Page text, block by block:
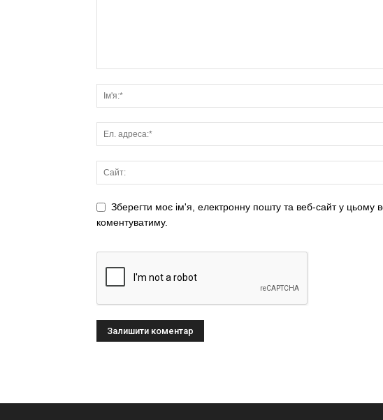
Зберегти моє ім'я, електронну пошту та веб-сайт у цьому
коментуватиму.